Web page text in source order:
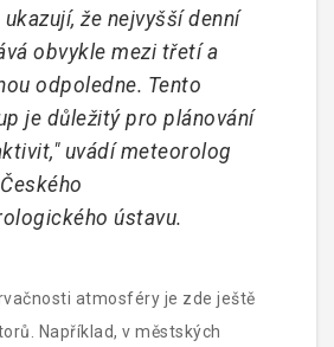
několik hodin po nejvyšší poloze
že nejvyšší denní
obvykle mezi třetí a
odpoledne. Tento
je důležitý pro plánování
uvádí meteorolog
ústavu.
atmosféry je zde ještě
Například, v městských